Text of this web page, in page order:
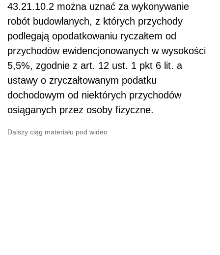
43.21.10.2 można uznać za wykonywanie
robót budowlanych, z których przychody
podlegają opodatkowaniu ryczałtem od
przychodów ewidencjonowanych w wysokości
5,5%, zgodnie z art. 12 ust. 1 pkt 6 lit. a
ustawy o zryczałtowanym podatku
dochodowym od niektórych przychodów
osiąganych przez osoby fizyczne.
Dalszy ciąg materiału pod wideo